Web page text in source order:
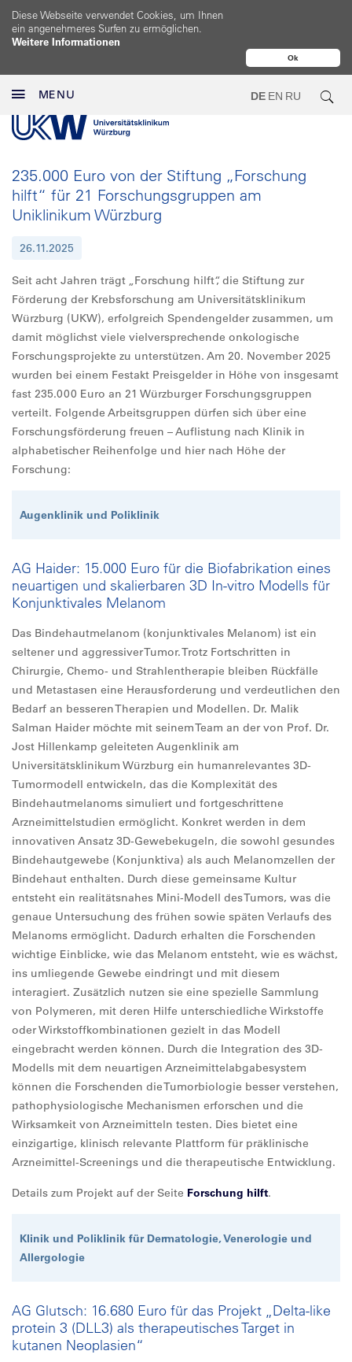
Ok
Diese Webseite verwendet Cookies, um Ihnen
ein angenehmeres Surfen zu ermöglichen.
Weitere Informationen
MENU DE EN RU
235.000 Euro von der Stiftung „Forschung
hilft“ für 21 Forschungsgruppen am
Uniklinikum Würzburg
26.11.2025
Seit acht Jahren trägt „Forschung hilft“, die Stiftung zur
Förderung der Krebsforschung am Universitätsklinikum
Würzburg (UKW), erfolgreich Spendengelder zusammen, um
damit möglichst viele vielversprechende onkologische
Forschungsprojekte zu unterstützen. Am 20. November 2025
wurden bei einem Festakt Preisgelder in Höhe von insgesamt
fast 235.000 Euro an 21 Würzburger Forschungsgruppen
verteilt. Folgende Arbeitsgruppen dürfen sich über eine
Forschungsförderung freuen – Auflistung nach Klinik in
alphabetischer Reihenfolge und hier nach Höhe der
Forschung:
Augenklinik und Poliklinik
AG Haider: 15.000 Euro für die Biofabrikation eines
neuartigen und skalierbaren 3D In-vitro Modells für
Konjunktivales Melanom
Das Bindehautmelanom (konjunktivales Melanom) ist ein
seltener und aggressiver Tumor. Trotz Fortschritten in
Chirurgie, Chemo- und Strahlentherapie bleiben Rückfälle
und Metastasen eine Herausforderung und verdeutlichen den
Bedarf an besseren Therapien und Modellen. Dr. Malik
Salman Haider möchte mit seinem Team an der von Prof. Dr.
Jost Hillenkamp geleiteten Augenklinik am
Universitätsklinikum Würzburg ein humanrelevantes 3D-
Tumormodell entwickeln, das die Komplexität des
Bindehautmelanoms simuliert und fortgeschrittene
Arzneimittelstudien ermöglicht. Konkret werden in dem
innovativen Ansatz 3D-Gewebekugeln, die sowohl gesundes
Bindehautgewebe (Konjunktiva) als auch Melanomzellen der
Bindehaut enthalten. Durch diese gemeinsame Kultur
entsteht ein realitätsnahes Mini-Modell des Tumors, was die
genaue Untersuchung des frühen sowie späten Verlaufs des
Melanoms ermöglicht. Dadurch erhalten die Forschenden
wichtige Einblicke, wie das Melanom entsteht, wie es wächst,
ins umliegende Gewebe eindringt und mit diesem
interagiert. Zusätzlich nutzen sie eine spezielle Sammlung
von Polymeren, mit deren Hilfe unterschiedliche Wirkstoffe
oder Wirkstoffkombinationen gezielt in das Modell
eingebracht werden können. Durch die Integration des 3D-
Modells mit dem neuartigen Arzneimittelabgabesystem
können die Forschenden die Tumorbiologie besser verstehen,
pathophysiologische Mechanismen erforschen und die
Wirksamkeit von Arzneimitteln testen. Dies bietet eine
einzigartige, klinisch relevante Plattform für präklinische
Arzneimittel-Screenings und die therapeutische Entwicklung.
Details zum Projekt auf der Seite Forschung hilft.
Klinik und Poliklinik für Dermatologie, Venerologie und
Allergologie
AG Glutsch: 16.680 Euro für das Projekt „Delta-like
protein 3 (DLL3) als therapeutisches Target in
kutanen Neoplasien“